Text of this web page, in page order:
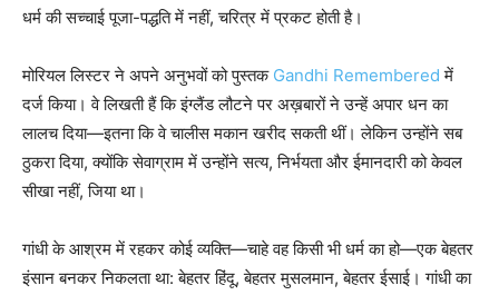
धर्म की सच्चाई पूजा-पद्धति में नहीं, चरित्र में प्रकट होती है।
मोरियल लिस्टर ने अपने अनुभवों को पुस्तक Gandhi Remembered में
दर्ज किया। वे लिखती हैं कि इंग्लैंड लौटने पर अख़बारों ने उन्हें अपार धन का
लालच दिया—इतना कि वे चालीस मकान खरीद सकती थीं। लेकिन उन्होंने सब
ठुकरा दिया, क्योंकि सेवाग्राम में उन्होंने सत्य, निर्भयता और ईमानदारी को केवल
सीखा नहीं, जिया था।
गांधी के आश्रम में रहकर कोई व्यक्ति—चाहे वह किसी भी धर्म का हो—एक बेहतर
इंसान बनकर निकलता था: बेहतर हिंदू, बेहतर मुसलमान, बेहतर ईसाई। गांधी का